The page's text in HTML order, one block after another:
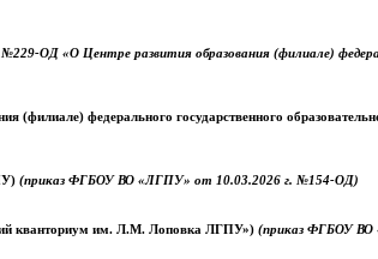
ОД «О Центре развития образования (филиале)
(филиале) федерального государственного
(приказ ФГБОУ ВО «ЛГПУ» от 10.03.2026 г. №154-ОД)
кванториум им. Л.М. Лоповка ЛГПУ») (приказ ФГБОУ